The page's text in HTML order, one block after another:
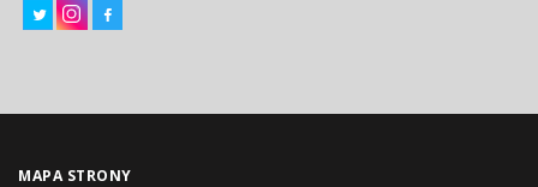
MAPA STRONY